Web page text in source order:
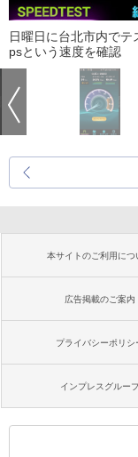
日曜日に台北市内で
psという速度を確認
本サイトのご利用につ
広告掲載のご案内
プライバシーポリシ
インプレスグルー